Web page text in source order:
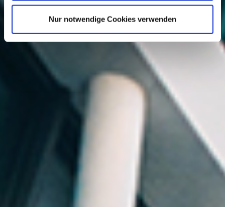
Beschreibung des Services Dies ist ein Tag-
Management-System. Über den Google Tag Manager
können Tags zentral über eine Benutzeroberfläche
eingebunden werden. Tags sind kleine Codeabschnitte,
die Aktivitäten verfolgen können. Diese Tags können
unter anderem dazu dienen, Traffic und
Besucherverhalten zu messen, die Auswirkung von
Online-Werbung und sozialen Kanälen zu erfassen,
Remarketing und die Ausrichtung auf Zielgruppen
einzusetzen oder die Website zu testen und zu
Manager ermöglicht es zu steuern, wann ein bestimmtes
Ihrer freiwilligen und jederzeit widerrufbaren Einwilligung
den Google Tag Manager Server, um damit die
Nur notwendige Cookies verwenden